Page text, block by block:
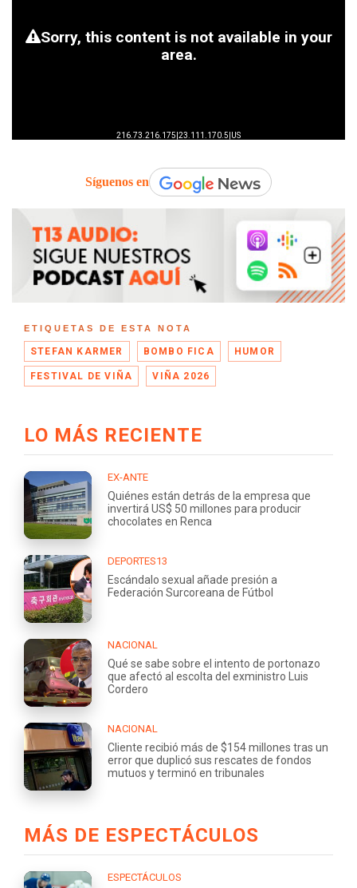
Síguenos en
ETIQUETAS DE ESTA NOTA
STEFAN KARMER BOMBO FICA HUMOR
FESTIVAL DE VIÑA VIÑA 2026
LO MÁS RECIENTE
EX-ANTE
Quiénes están detrás de la empresa que
invertirá US$ 50 millones para producir
chocolates en Renca
DEPORTES13
Escándalo sexual añade presión a
Federación Surcoreana de Fútbol
NACIONAL
Qué se sabe sobre el intento de portonazo
que afectó al escolta del exministro Luis
Cordero
NACIONAL
Cliente recibió más de $154 millones tras un
error que duplicó sus rescates de fondos
mutuos y terminó en tribunales
MÁS DE ESPECTÁCULOS
ESPECTÁCULOS